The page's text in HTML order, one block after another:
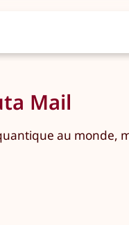
Mail
au monde,